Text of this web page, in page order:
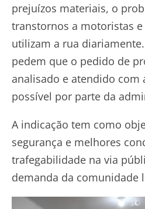
prejuízos materiais, o
transtornos a motoristas
utilizam a rua
pedem que o pedido de
analisado e atendido com
possível por parte da
A indicação tem como
segurança e melhores
trafegabilidade na via
demanda da comunidade